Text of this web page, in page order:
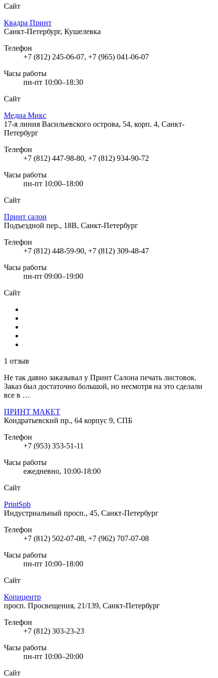
Сайт
Квадра Принт
Санкт-Петербург, Кушелевка
Телефон
+7 (812) 245-06-07, +7 (965) 041-06-07
Часы работы
пн-пт 10:00–18:30
Сайт
Медиа Микс
17-я линия Васильевского острова, 54, корп. 4, Санкт-
Петербург
Телефон
+7 (812) 447-98-80, +7 (812) 934-90-72
Часы работы
пн-пт 10:00–18:00
Сайт
Принт салон
Подъездной пер., 18В, Санкт-Петербург
Телефон
+7 (812) 448-59-90, +7 (812) 309-48-47
Часы работы
пн-пт 09:00–19:00
Сайт
1 отзыв
Не так давно заказывал у Принт Салона печать листовок.
Заказ был достаточно большой, но несмотря на это сделали
все в …
ПРИНТ МАКЕТ
Кондратьевский пр., 64 корпус 9, СПБ
Телефон
+7 (953) 353-51-11
Часы работы
ежедневно, 10:00-18:00
Сайт
PrintSpb
Индустриальный просп., 45, Санкт-Петербург
Телефон
+7 (812) 502-07-08, +7 (962) 707-07-08
Часы работы
пн-пт 10:00–18:00
Сайт
Копицентр
просп. Просвещения, 21/139, Санкт-Петербург
Телефон
+7 (812) 303-23-23
Часы работы
пн-пт 10:00–20:00
Сайт